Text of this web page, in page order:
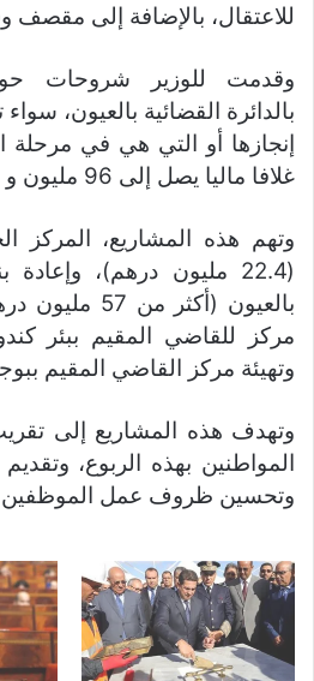
للاعتقال، بالإضافة إلى مقصف
وقدمت للوزير شروحات
بالدائرة القضائية بالعيون،
إنجازها أو التي هي في مرحلة
غلافا ماليا يصل إلى 96 مليون و 168 ألف درهم.
وتهم هذه المشاريع، المركز
(22.4 مليون درهم)، وإعادة
بالعيون (أكثر
وتهيئة مركز القاضي المقيم ببوجدور (6
وتهدف هذه المشاريع إلى
المواطنين بهذه الربوع،
وتحسين ظروف عمل الموظفين